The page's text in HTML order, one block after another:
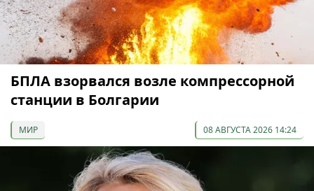
БПЛА взорвался возле компрессорной
станции в Болгарии
МИР 08 АВГУСТА 2026 14:24